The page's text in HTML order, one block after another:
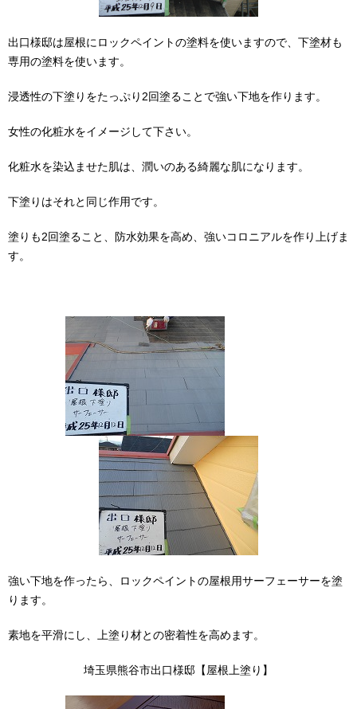
出口様邸は屋根にロックペイントの塗料を使いますので、下塗材も
専用の塗料を使います。
浸透性の下塗りをたっぷり2回塗ることで強い下地を作ります。
女性の化粧水をイメージして下さい。
化粧水を染込ませた肌は、潤いのある綺麗な肌になります。
下塗りはそれと同じ作用です。
塗りも2回塗ること、防水効果を高め、強いコロニアルを作り上げま
す。
強い下地を作ったら、ロックペイントの屋根用サーフェーサーを塗
ります。
素地を平滑にし、上塗り材との密着性を高めます。
埼玉県熊谷市出口様邸【屋根上塗り】